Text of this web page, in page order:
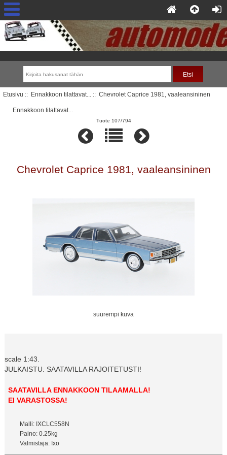
Etusivu :: Ennakkoon tilattavat... :: Chevrolet Caprice 1981, vaaleansininen
Ennakkoon tilattavat...
Tuote 107/794
Chevrolet Caprice 1981, vaaleansininen
suurempi kuva
scale 1:43.
JULKAISTU. SAATAVILLA RAJOITETUSTI!
SAATAVILLA ENNAKKOON TILAAMALLA!
EI VARASTOSSA!
Malli: IXCLC558N
Paino: 0.25kg
Valmistaja: Ixo